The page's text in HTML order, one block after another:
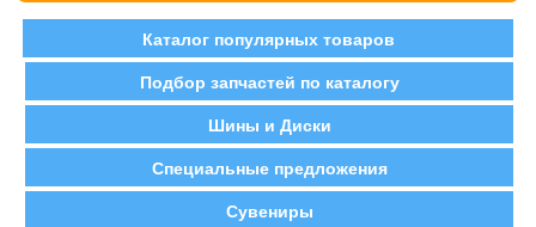
Каталог популярных товаров
Подбор запчастей по каталогу
Шины и Диски
Специальные предложения
Сувениры